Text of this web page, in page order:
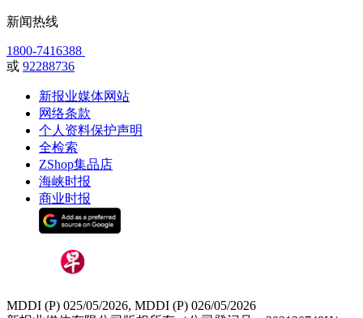
新闻热线
1800-7416388
或 92288736
新报业媒体网站
网络条款
个人资料保护声明
全检索
ZShop集品店
海峡时报
商业时报
MDDI (P) 025/05/2026, MDDI (P) 026/05/2026